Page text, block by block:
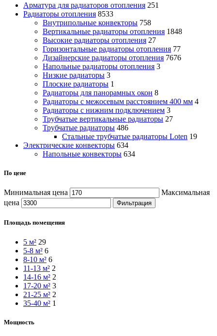
Арматура для радиаторов отопления 251
Радиаторы отопления 8533
Внутрипольные конвекторы 758
Вертикальные радиаторы отопления 1848
Высокие радиаторы отопления 27
Горизонтальные радиаторы отопления 77
Дизайнерские радиаторы отопления 7676
Напольные радиаторы отопления 3
Низкие радиаторы 3
Плоские радиаторы 1
Радиаторы для панорамных окон 8
Радиаторы с межосевым расстоянием 400 мм 4
Радиаторы с нижним подключением 3
Трубчатые вертикальные радиаторы 27
Трубчатые радиаторы 486
Cтальные трубчатые радиаторы Loten 19
Электрические конвекторы 634
Напольные конвекторы 634
По цене
Минимальная цена
Максимальная
цена
Фильтрация
Площадь помещения
5 м² 29
5-8 м² 6
8-10 м² 6
11-13 м² 2
14-16 м² 2
17-20 м² 3
21-25 м² 2
35-40 м² 1
Мощность